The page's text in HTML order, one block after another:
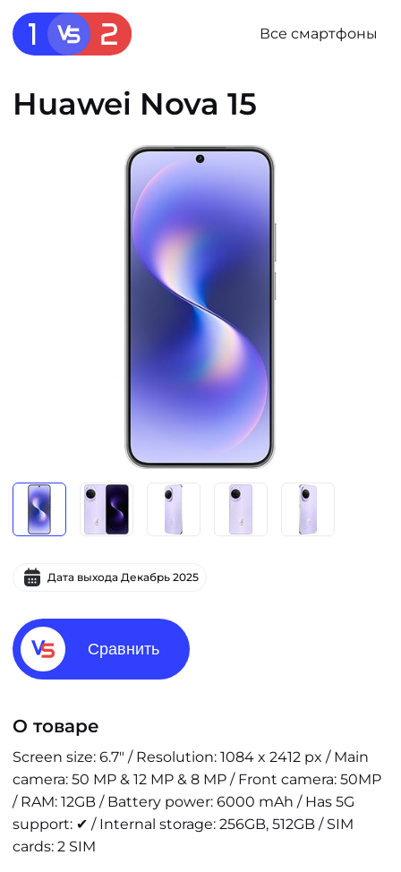
Все смартфоны
Huawei Nova 15
Дата выхода Декабрь 2025
Сравнить
О товаре
Screen size: 6.7" / Resolution: 1084 x 2412 px / Main
camera: 50 MP & 12 MP & 8 MP / Front camera: 50MP
/ RAM: 12GB / Battery power: 6000 mAh / Has 5G
support: ✔ / Internal storage: 256GB, 512GB / SIM
cards: 2 SIM